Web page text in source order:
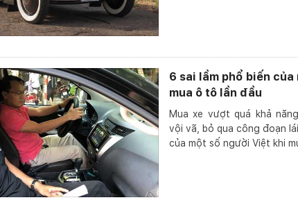
6 sai lầm phổ biến
mua ô tô lần đầu
Mua xe vượt quá khả
vội vã, bỏ qua công đoạn
của một số người Việt khi